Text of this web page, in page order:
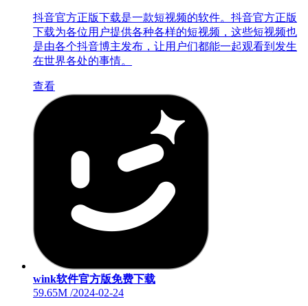
抖音官方正版下载是一款短视频的软件。抖音官方正版
下载为各位用户提供各种各样的短视频，这些短视频也
是由各个抖音博主发布，让用户们都能一起观看到发生
在世界各处的事情。
查看
wink软件官方版免费下载
59.65M /2024-02-24